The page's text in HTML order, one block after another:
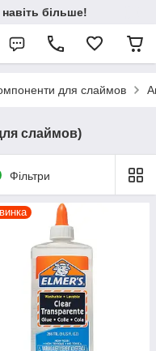
більше!
для слаймов
слаймов)
Фільтри